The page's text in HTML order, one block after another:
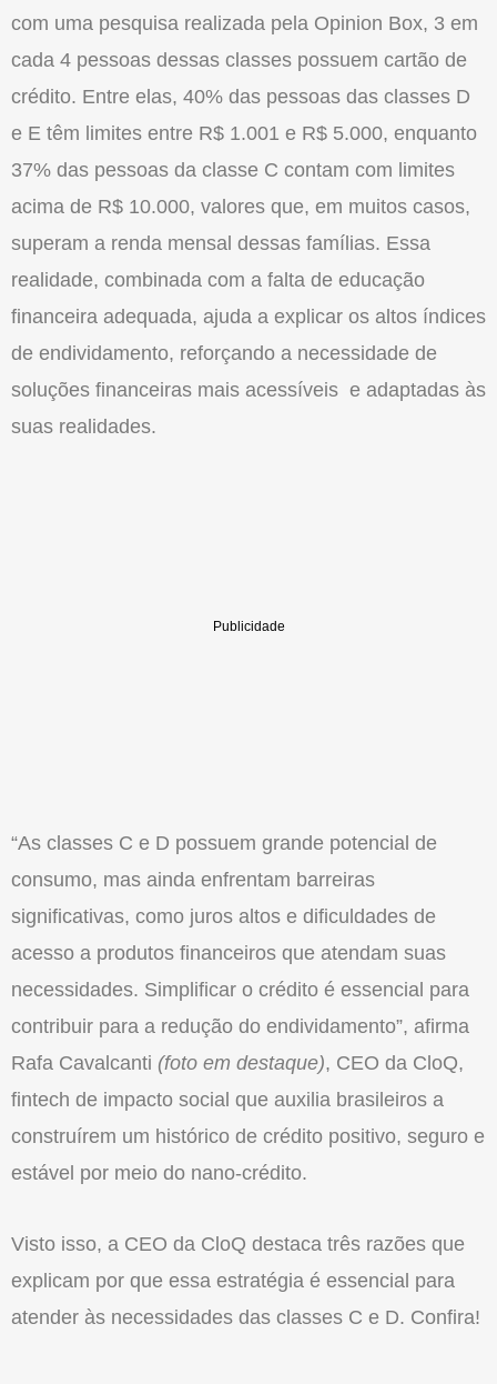
com uma pesquisa realizada pela Opinion Box, 3 em
cada 4 pessoas dessas classes possuem cartão de
crédito. Entre elas, 40% das pessoas das classes D
e E têm limites entre R$ 1.001 e R$ 5.000, enquanto
37% das pessoas da classe C contam com limites
acima de R$ 10.000, valores que, em muitos casos,
superam a renda mensal dessas famílias. Essa
realidade, combinada com a falta de educação
financeira adequada, ajuda a explicar os altos índices
de endividamento, reforçando a necessidade de
soluções financeiras mais acessíveis e adaptadas às
suas realidades.
“As classes C e D possuem grande potencial de
consumo, mas ainda enfrentam barreiras
significativas, como juros altos e dificuldades de
acesso a produtos financeiros que atendam suas
necessidades. Simplificar o crédito é essencial para
contribuir para a redução do endividamento”, afirma
Rafa Cavalcanti (foto em destaque), CEO da CloQ,
fintech de impacto social que auxilia brasileiros a
construírem um histórico de crédito positivo, seguro e
estável por meio do nano-crédito.
Visto isso, a CEO da CloQ destaca três razões que
explicam por que essa estratégia é essencial para
atender às necessidades das classes C e D. Confira!